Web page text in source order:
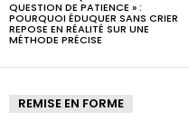
QUESTION DE PATIENCE » :
POURQUOI ÉDUQUER SANS CRIER
REPOSE EN RÉALITÉ SUR UNE
MÉTHODE PRÉCISE
REMISE EN FORME